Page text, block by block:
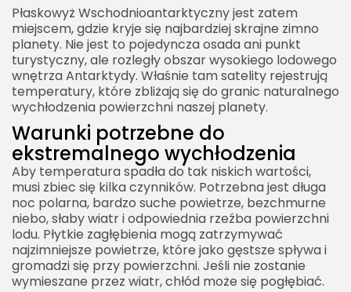
Płaskowyż Wschodnioantarktyczny jest zatem
miejscem, gdzie kryje się najbardziej skrajne zimno
planety. Nie jest to pojedyncza osada ani punkt
turystyczny, ale rozległy obszar wysokiego lodowego
wnętrza Antarktydy. Właśnie tam satelity rejestrują
temperatury, które zbliżają się do granic naturalnego
wychłodzenia powierzchni naszej planety.
Warunki potrzebne do
ekstremalnego wychłodzenia
Aby temperatura spadła do tak niskich wartości,
musi zbiec się kilka czynników. Potrzebna jest długa
noc polarna, bardzo suche powietrze, bezchmurne
niebo, słaby wiatr i odpowiednia rzeźba powierzchni
lodu. Płytkie zagłębienia mogą zatrzymywać
najzimniejsze powietrze, które jako gęstsze spływa i
gromadzi się przy powierzchni. Jeśli nie zostanie
wymieszane przez wiatr, chłód może się pogłębiać.